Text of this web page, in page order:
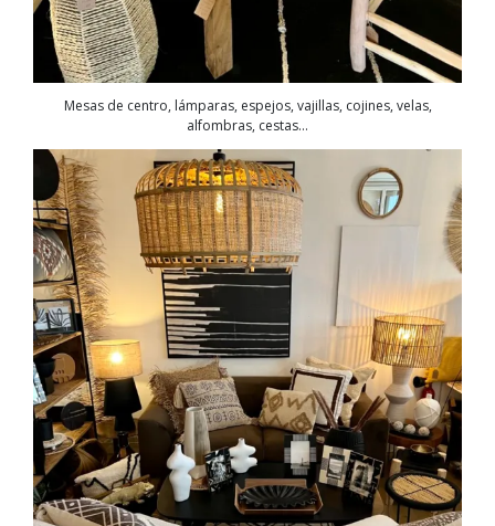
Mesas de centro, lámparas, espejos, vajillas, cojines, velas,
alfombras, cestas…